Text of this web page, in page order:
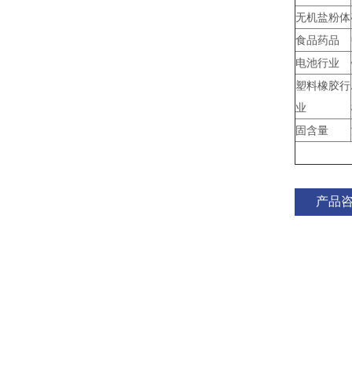
无机盐粉体
食品药品
电池行业
塑料橡胶行
业
固含量
产品